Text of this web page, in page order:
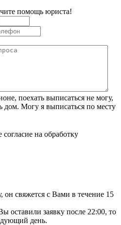
помощь юриста!
поехать выписаться не могу,
дом. Могу я выписаться по месту
на обработку
свяжется с Вами в течение 15
оставили заявку после 22:00, то
день.